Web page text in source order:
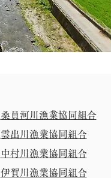
桑員河川漁業協同組合
雲出川漁業協同組合
中村川漁業協同組合
伊賀川漁業協同組合